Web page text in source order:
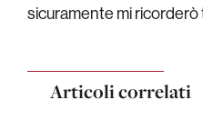
sicuramente mi ricorderò
Articoli correlati